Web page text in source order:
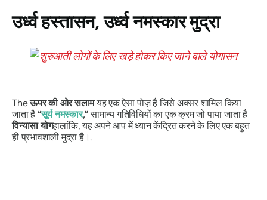
उर्ध्व हस्तासन, उर्ध्व नमस्कार मुद्रा
Theऊपर की ओर सलामयह एक ऐसा पोज़ है जिसे अक्सर शामिल किया
जाता है “सूर्य नमस्कार,”सामान्य गतिविधियों का एक क्रम जो पाया जाता है
विन्यासा योगहालांकि, यह अपने आप में ध्यान केंद्रित करने के लिए एक बहुत
ही प्रभावशाली मुद्रा है।.